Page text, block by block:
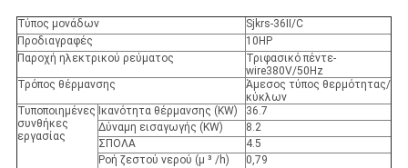
Τύπος μονάδων
Sjkrs-36II/C
Προδιαγραφές
10HP
Παροχή ηλεκτρικού ρεύματος
Τριφασικό πέντε-
wire380V/50Hz
Τρόπος θέρμανσης
Άμεσος τύπος θερμότητας/
κύκλων
Τυποποιημένες
συνθήκες
εργασίας
Ικανότητα θέρμανσης (KW)
36.7
Δύναμη εισαγωγής (KW)
8.2
ΣΠΟΛΑ
4.5
Ροή ζεστού νερού (μ ³ /h)
0,79